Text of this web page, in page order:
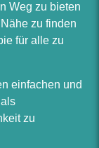
Weg zu bieten
zu finden
für alle zu
einfachen und
zu